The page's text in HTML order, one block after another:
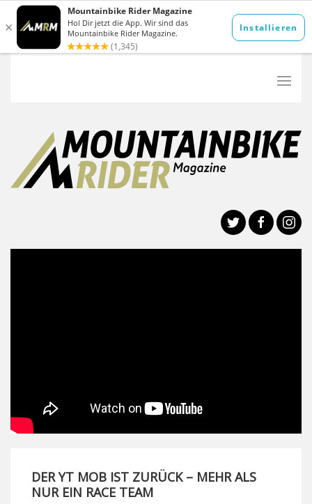
DER YT MOB IST ZURÜCK – MEHR ALS
NUR EIN RACE TEAM